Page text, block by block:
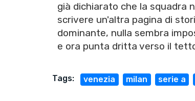
già dichiarato che la squadra
scrivere un'altra pagina di
dominante, nulla sembra
e ora punta dritta verso il
Tags: venezia milan serie a